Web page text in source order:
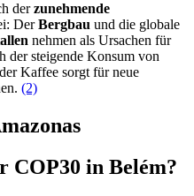
derzunehmende
DerBergbau und die globale
nehmen als Ursachen für
der steigende Konsum von
Kaffee sorgt für neue
(2)
in Belém?